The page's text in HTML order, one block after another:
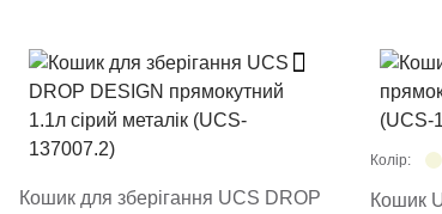
Кошик для зберігання UCS DROP
Колір:
Кошик